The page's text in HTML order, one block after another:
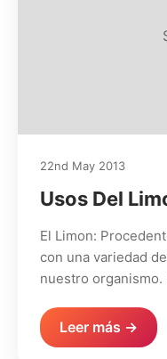
22nd May 2013
Usos Del
El Limon:
con una variedad
nuestro organismo.
Leer más →